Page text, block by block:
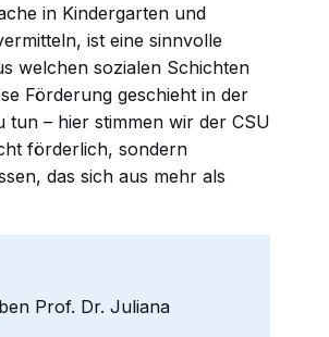
in Kindergarten und
ist eine sinnvolle
welchen sozialen Schichten
Förderung geschieht in der
tun – hier stimmen wir der CSU
förderlich, sondern
das sich aus mehr als
Prof. Dr. Juliana